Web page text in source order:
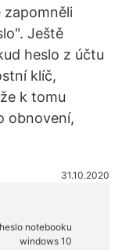
Ještě
heslo z účtu
klíč,
k tomu
obnovení,
31.10.2020